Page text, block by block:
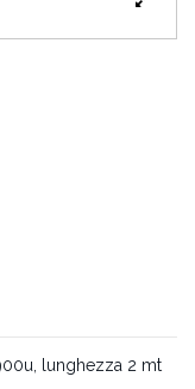
lunghezza 2 mt